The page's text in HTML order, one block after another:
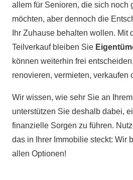
allem für Senioren, die sich noch
möchten, aber dennoch die
Ihr Zuhause behalten wollen. Mit
Teilverkauf bleiben Sie
können weiterhin frei
renovieren, vermieten, verkaufen
Wir wissen, wie sehr Sie an
unterstützen Sie deshalb dabei,
finanzielle Sorgen zu führen.
das in Ihrer Immobilie steckt: Wir
allen Optionen!